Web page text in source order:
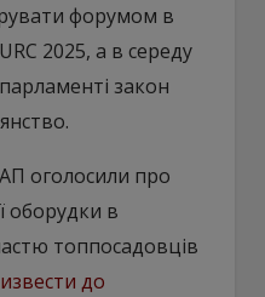
форумом в
2025, а в середу
закон
оголосили про
оборудки в
топпосадовців
до